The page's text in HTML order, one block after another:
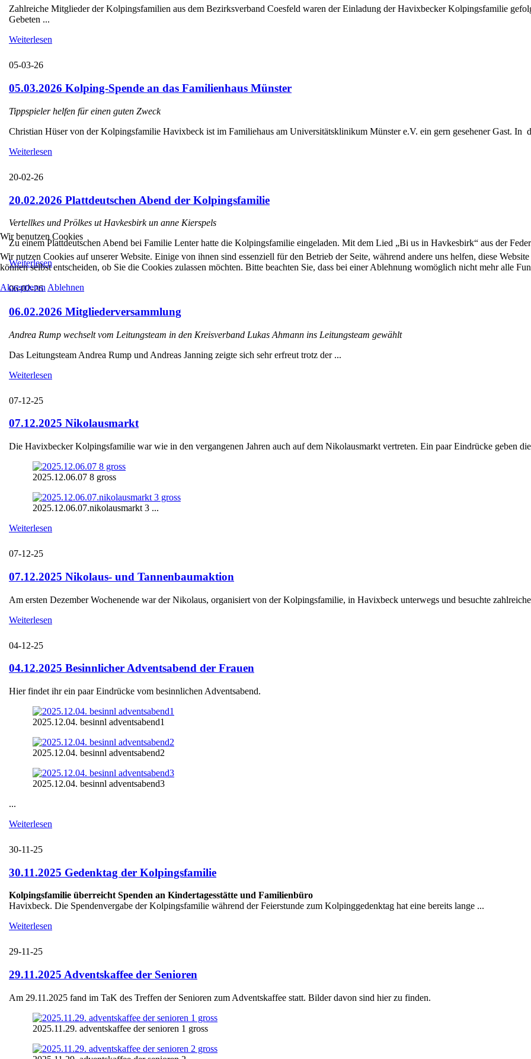
Zahlreiche Mitglieder der Kolpingsfamilien aus dem Bezirksverband Coesfeld waren der Einladung der Havixbecker Kolpingsfamilie
Gebeten ...
Weiterlesen
05-03-26
05.03.2026 Kolping-Spende an das Familienhaus Münster
Tippspieler helfen für einen guten Zweck
Christian Hüser von der Kolpingsfamilie Havixbeck ist im Familiehaus am Universitätsklinikum Münster e.V. ein gern gesehener Gast. In
Weiterlesen
20-02-26
20.02.2026 Plattdeutschen Abend der Kolpingsfamilie
Vertellkes und Prölkes ut Havkesbirk un anne Kierspels
Zu einem Plattdeutschen Abend bei Familie Lenter hatte die Kolpingsfamilie eingeladen. Mit dem Lied „Bi us in Havkesbirk“ aus der
Weiterlesen
06-02-26
06.02.2026 Mitgliederversammlung
Andrea Rump wechselt vom Leitungsteam in den Kreisverband Lukas Ahmann ins Leitungsteam gewählt
Das Leitungsteam Andrea Rump und Andreas Janning zeigte sich sehr erfreut trotz der ...
Weiterlesen
07-12-25
07.12.2025 Nikolausmarkt
Die Havixbecker Kolpingsfamilie war wie in den vergangenen Jahren auch auf dem Nikolausmarkt vertreten. Ein paar Eindrücke geben
2025.12.06.07 8 gross
2025.12.06.07.nikolausmarkt 3 ...
Weiterlesen
07-12-25
07.12.2025 Nikolaus- und Tannenbaumaktion
Am ersten Dezember Wochenende war der Nikolaus, organisiert von der Kolpingsfamilie, in Havixbeck unterwegs und besuchte
Weiterlesen
04-12-25
04.12.2025 Besinnlicher Adventsabend der Frauen
Hier findet ihr ein paar Eindrücke vom besinnlichen Adventsabend.
2025.12.04. besinnl adventsabend1
2025.12.04. besinnl adventsabend2
2025.12.04. besinnl adventsabend3
...
Weiterlesen
30-11-25
30.11.2025 Gedenktag der Kolpingsfamilie
Kolpingsfamilie überreicht Spenden an Kindertagesstätte und Familienbüro
Havixbeck. Die Spendenvergabe der Kolpingsfamilie während der Feierstunde zum Kolpinggedenktag hat eine bereits lange ...
Weiterlesen
29-11-25
29.11.2025 Adventskaffee der Senioren
Am 29.11.2025 fand im TaK des Treffen der Senioren zum Adventskaffee statt. Bilder davon sind hier zu finden.
2025.11.29. adventskaffee der senioren 1 gross
Wir benutzen Cookies
Wir nutzen Cookies auf unserer Website. Einige von ihnen sind essenziell für den Betrieb der Seite, während andere uns helfen, diese
können selbst entscheiden, ob Sie die Cookies zulassen möchten. Bitte beachten Sie, dass bei einer Ablehnung womöglich nicht mehr alle
Akzeptieren Ablehnen